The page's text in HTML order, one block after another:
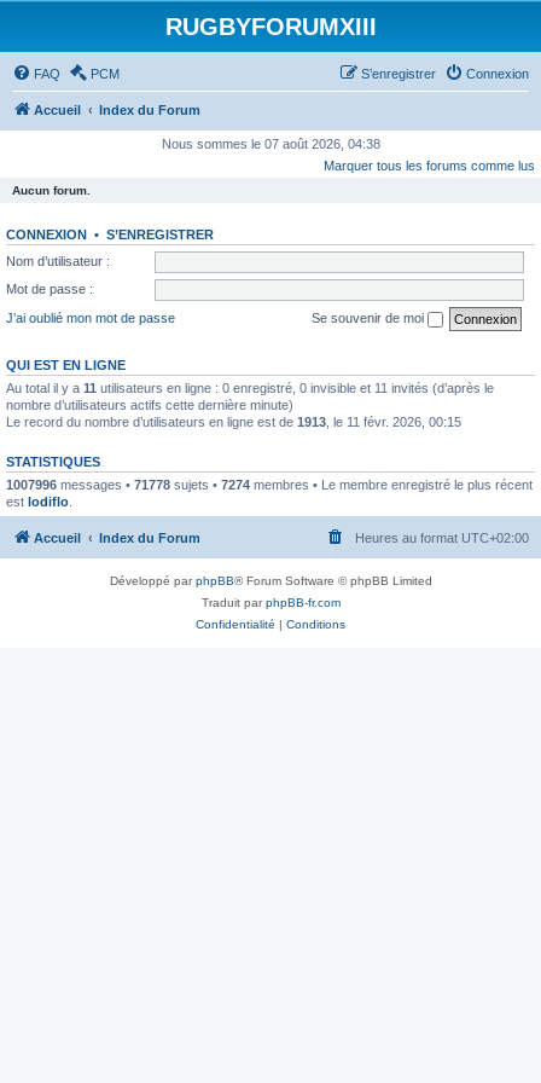
RUGBYFORUMXIII
FAQ PCM Connexion
S’enregistrer
Accueil Index du Forum
Nous sommes le 07 août 2026, 04:38
Marquer tous les forums comme lus
Aucun forum.
CONNEXION • S’ENREGISTRER
Nom d’utilisateur :
Mot de passe :
J’ai oublié mon mot de passe
Se souvenir de moi
QUI EST EN LIGNE
Au total il y a 11 utilisateurs en ligne : 0 enregistré, 0 invisible et 11 invités (d’après le
nombre d’utilisateurs actifs cette dernière minute)
Le record du nombre d’utilisateurs en ligne est de 1913 , le 11 févr. 2026, 00:15
STATISTIQUES
1007996 messages • 71778 sujets • 7274 membres • Le membre enregistré le plus récent
est lodiflo
Accueil Index du Forum Heures au format UTC+02:00
Développé parphpBB® Forum Software © phpBB Limited
Traduit parphpBB-fr.com
Confidentialité | Conditions